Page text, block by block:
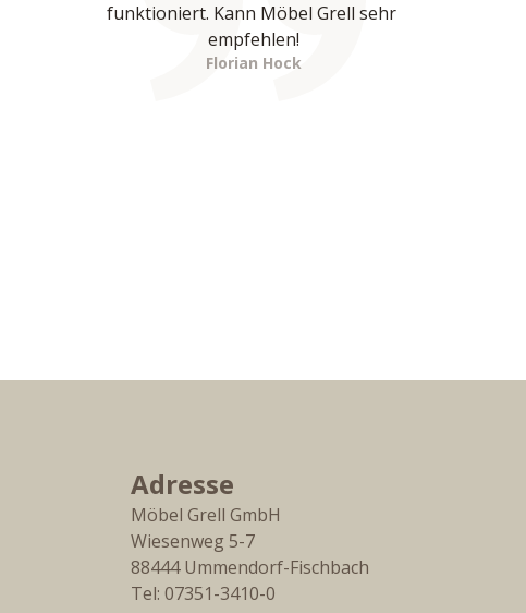
funktioniert. Kann Möbel Grell sehr
empfehlen!
Florian Hock
Adresse
Möbel Grell GmbH
Wiesenweg 5-7
88444 Ummendorf-Fischbach
Tel: 07351-3410-0